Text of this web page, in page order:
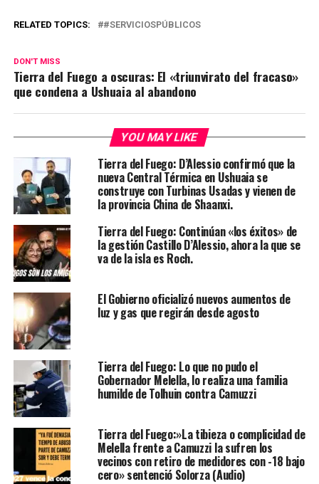
RELATED TOPICS: #SERVICIOSPÚBLICOS
DON'T MISS
Tierra del Fuego a oscuras: El «triunvirato del fracaso»
que condena a Ushuaia al abandono
YOU MAY LIKE
Tierra del Fuego: D’Alessio confirmó que la
nueva Central Térmica en Ushuaia se
construye con Turbinas Usadas y vienen de
la provincia China de Shaanxi.
Tierra del Fuego: Continúan «los éxitos» de
la gestión Castillo D’Alessio, ahora la que se
va de la isla es Roch.
El Gobierno oficializó nuevos aumentos de
luz y gas que regirán desde agosto
Tierra del Fuego: Lo que no pudo el
Gobernador Melella, lo realiza una familia
humilde de Tolhuin contra Camuzzi
Tierra del Fuego:»La tibieza o complicidad de
Melella frente a Camuzzi la sufren los
vecinos con retiro de medidores con -18 bajo
cero» sentenció Solorza (Audio)